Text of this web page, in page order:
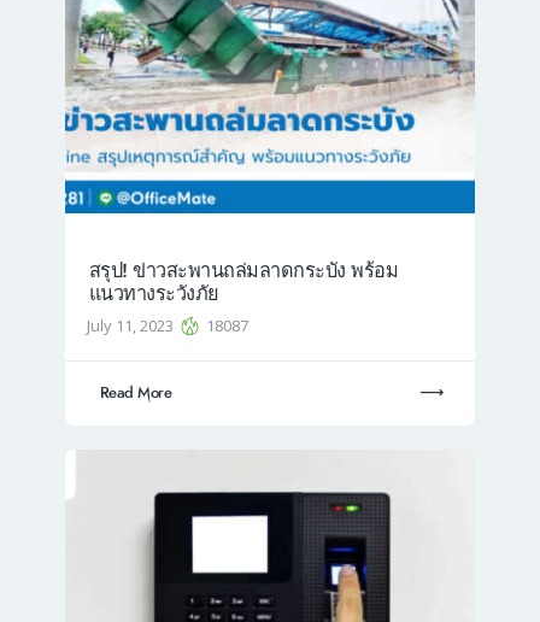
สรุป! ข่าวสะพานถล่มลาดกระบัง พร้อม
แนวทางระวังภัย
July 11, 2023 18087
Read More